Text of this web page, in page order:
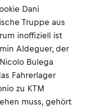
Dani
Truppe aus
inoffiziell ist
Aldeguer, der
Bulega
Fahrerlager
zu KTM
muss, gehört